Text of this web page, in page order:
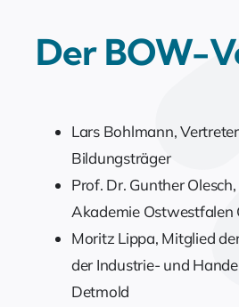
Der BOW-
Lars Bohlmann,
Bildungsträger
Prof. Dr. Gunther
Akademie Ostwestfalen
Moritz Lippa, Mitglied
der Industrie- und
Detmold